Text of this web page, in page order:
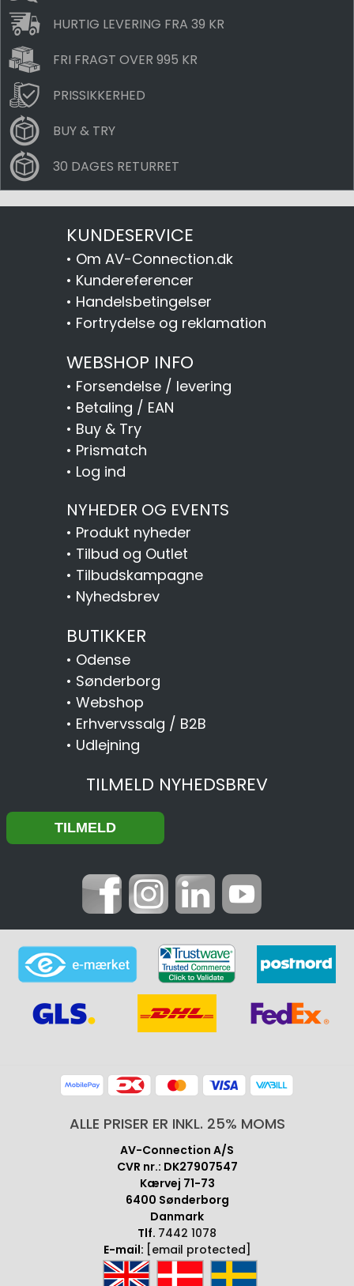
HURTIG LEVERING FRA 39 KR
FRI FRAGT OVER 995 KR
PRISSIKKERHED
BUY & TRY
30 DAGES RETURRET
KUNDESERVICE
• Om AV-Connection.dk
• Kundereferencer
• Handelsbetingelser
• Fortrydelse og reklamation
WEBSHOP INFO
• Forsendelse / levering
• Betaling / EAN
• Buy & Try
• Prismatch
• Log ind
NYHEDER OG EVENTS
• Produkt nyheder
• Tilbud og Outlet
• Tilbudskampagne
• Nyhedsbrev
BUTIKKER
• Odense
• Sønderborg
• Webshop
• Erhvervssalg / B2B
• Udlejning
TILMELD NYHEDSBREV
ALLE PRISER ER INKL. 25% MOMS
AV-Connection A/S
CVR nr.: DK27907547
Kærvej 71-73
6400 Sønderborg
Danmark
Tlf. 7442 1078
E-mail: [email protected]